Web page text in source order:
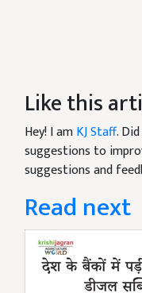
Like this
Hey! I amKJ Staff.
suggestions to
suggestions and
Read next